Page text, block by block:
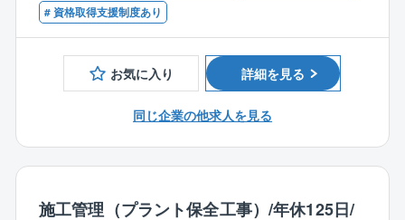
■施工計画作成(工程･安全･コスト･品質などの管理)
【同社の特徴：働きやすさ】
■残業25時間程度
■施工は日中のみ
■所定労働は7時間20分で18～19時帰宅
# 資格取得支援制度あり
お気に入り 詳細を見る
同じ企業の他求人を見る
施工管理（プラント保全工事）/年休125日/